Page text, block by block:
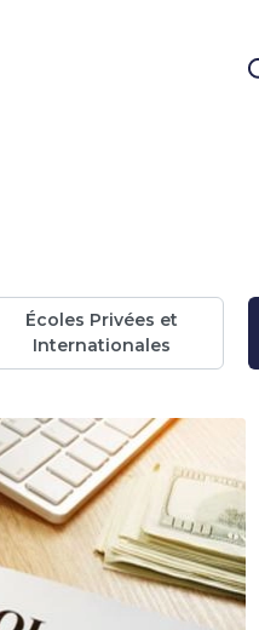
Écoles Privées et
Internationales